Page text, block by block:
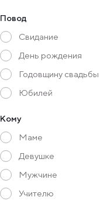
Повод
Свидание
День рождения
Годовщину свадьбы
Юбилей
Кому
Маме
Девушке
Мужчине
Учителю